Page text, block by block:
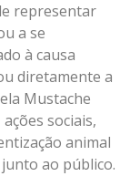
representar
a se
à causa
diretamente a
Mustache
sociais,
animal
ao público.